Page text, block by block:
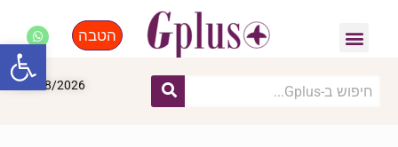
הטבה
08/08/2026
פתח